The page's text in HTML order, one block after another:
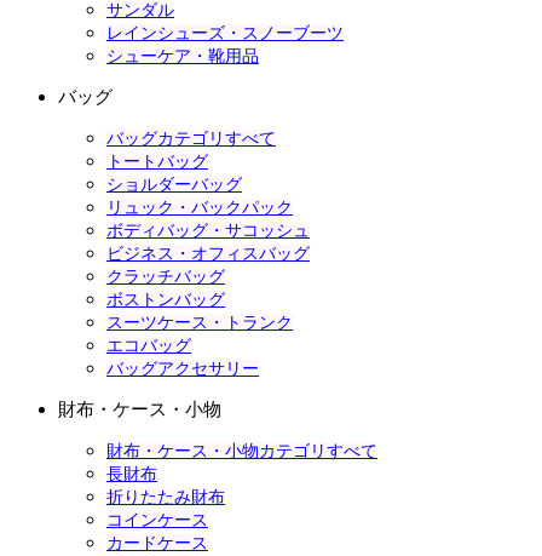
サンダル
レインシューズ・スノーブーツ
シューケア・靴用品
バッグ
バッグカテゴリすべて
トートバッグ
ショルダーバッグ
リュック・バックパック
ボディバッグ・サコッシュ
ビジネス・オフィスバッグ
クラッチバッグ
ボストンバッグ
スーツケース・トランク
エコバッグ
バッグアクセサリー
財布・ケース・小物
財布・ケース・小物カテゴリすべて
長財布
折りたたみ財布
コインケース
カードケース